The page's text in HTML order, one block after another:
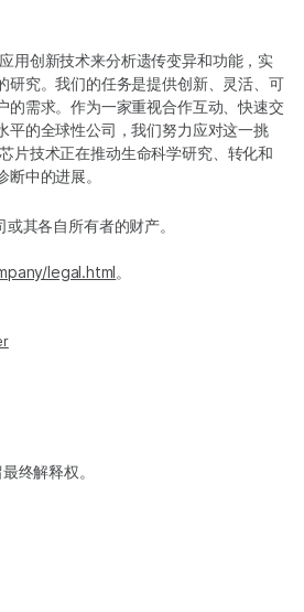
用创新技术来分析遗传变异和功能，实
研究。我们的任务是提供创新、灵活、可
的需求。作为一家重视合作互动、快速交
平的全球性公司，我们努力应对这一挑
片技术正在推动生命科学研究、转化和
中的进展。
其各自所有者的财产。
legal.html。
终解释权。